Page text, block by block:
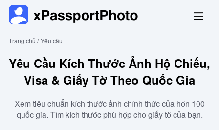
Trang chủ / Yêu cầu
Yêu Cầu Kích Thước Ảnh Hộ Chiếu,
Visa & Giấy Tờ Theo Quốc Gia
Xem tiêu chuẩn kích thước ảnh chính thức của hơn 100
quốc gia. Tìm kích thước phù hợp cho giấy tờ của bạn.